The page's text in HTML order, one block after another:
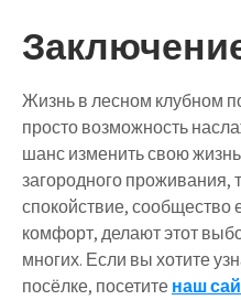
Жизнь в лесном клубном
просто возможность
шанс изменить свою
загородного проживания,
спокойствие,
комфорт, делают этот
многих. Если вы хотите
посёлке, посетитенаш